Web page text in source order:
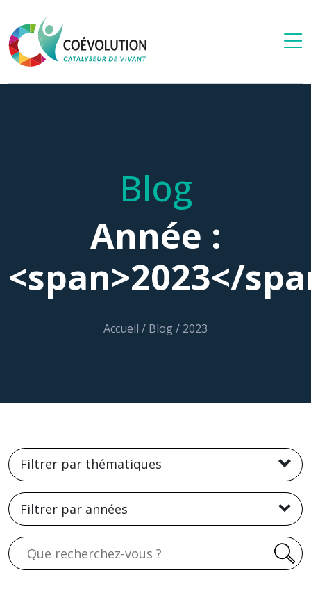
Blog
Année :
<span>2023</
Accueil / Blog/ 2023
Filtrer par thématiques
Filtrer par années